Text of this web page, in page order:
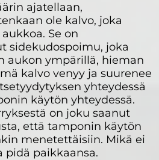
ajatellaan,
ole kalvo, joka
Se on
sidekudospoimu, joka
aukon ympärillä, hieman
kalvo venyy ja suurenee
yhteydessä
käytön yhteydessä.
on joku saanut
että tamponin käytön
menetettäisiin. Mikä ei
pidä paikkaansa.